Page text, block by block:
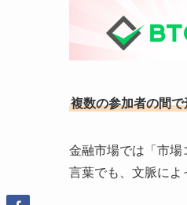
複数の参加者の間
金融市場では「市場
言葉でも、文脈によ